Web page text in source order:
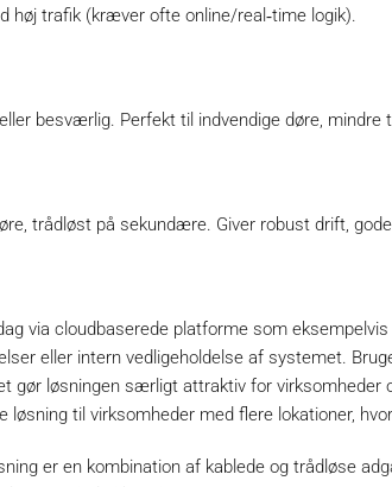
høj trafik (kræver ofte online/real‑time logik).
besværlig. Perfekt til indvendige døre,
trådløst på sekundære. Giver robust drift,
via cloudbaserede platforme som
eller intern vedligeholdelse af systemet.
gør løsningen særligt attraktiv for
løsning til virksomheder med flere lokationer,
er en kombination af kablede og trådløse